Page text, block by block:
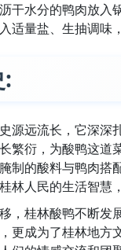
干水分的鸭肉放入
适量盐、生抽调味
源远流长，它深深
繁衍，为酸鸭这道
制的酸料与鸭肉搭
林人民的生活智慧
，桂林酸鸭不断发
更成为了桂林地方